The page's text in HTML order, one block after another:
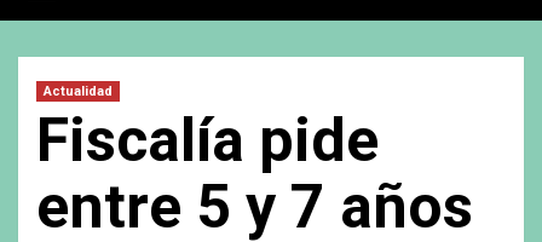
Actualidad
Fiscalía pide
entre 5 y 7 años